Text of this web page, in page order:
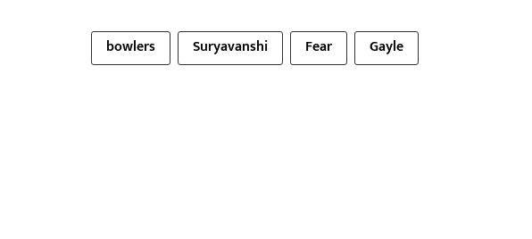
bowlers Suryavanshi Fear Gayle